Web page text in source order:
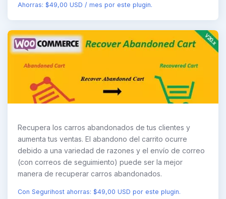
Ahorras: $49,00 USD / mes por este plugin.
Recupera los carros abandonados de tus clientes y
aumenta tus ventas. El abandono del carrito ocurre
debido a una variedad de razones y el envío de correo
(con correos de seguimiento) puede ser la mejor
manera de recuperar carros abandonados.
Con Segurihost ahorras: $49,00 USD por este plugin.